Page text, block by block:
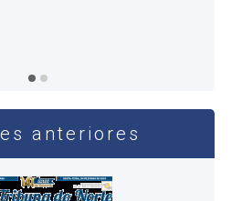
anteriores